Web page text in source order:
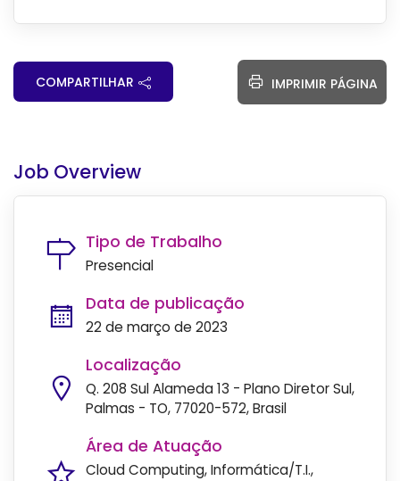
COMPARTILHAR IMPRIMIR PÁGINA
Job Overview
Tipo de Trabalho
Presencial
Data de publicação
22 de março de 2023
Localização
Q. 208 Sul Alameda 13 - Plano Diretor Sul,
Palmas - TO, 77020-572, Brasil
Área de Atuação
Cloud Computing Informática/T.I.